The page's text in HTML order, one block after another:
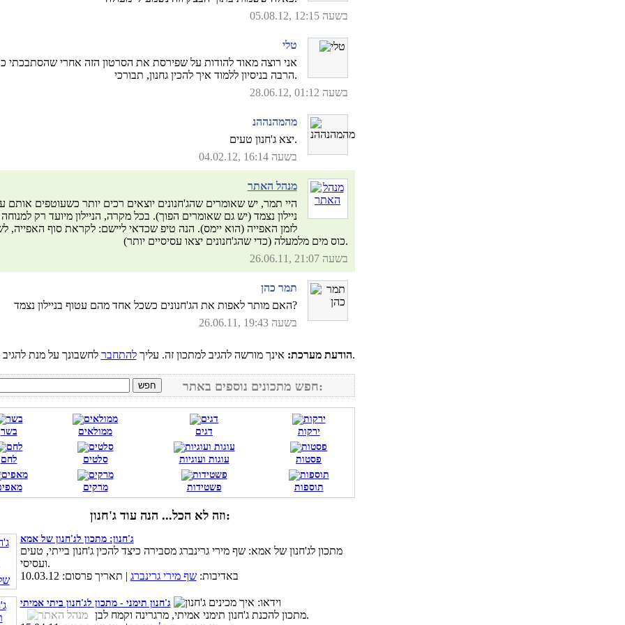
05.08.12, בשעה 12:15
טלי
אני רוצה מאוד להודות על שפירסת את הסרטון הזה אחרי שהסתבכתי
הרבה בניסיון ללמוד איך להכין גחנון, תבורכי.
28.06.12, בשעה 01:12
מהמהנההנ
יצא ג'חנון טעים.
04.02.12, בשעה 16:14
מנהל האתר
היי תמר, יש שאומרים שהג'חנונים יוצאים רכים יותר כשעוטפים אותם
ניילון נצמד (יש גם שאומרים הפוך). בכל מקרה, הניילון מיועד רק
לזמן האפייה (הוא יימס). הנה טיפ שכדאי ליישם: לקראת סוף האפייה,
כוס מים מלמעלה (כדי שהג'חנונים יצאו עסיסיים יותר).
26.06.11, בשעה 21:07
תמר כהן
האם מותר לאפות את הג'חנונים כשכל אחד מהם עטוף בניילון נצמד?
26.06.11, בשעה 19:43
הודעת מערכת: אינך מורשה להגיב למתכון זה. עליךלהתחבר לחשבונך על מנת להגיב.
חפש מתכונים נוספים באתר:
בשר ממולאים דגים ירקות
לחם סלטים עוגות ועוגיות פסטות
מרקים פשטידות תוספות
וזה לא הכל... הנה עוד ג'חנון:
ג'חנון: מתכון לג'חנון של אמא
מתכון לג'חנון של אמא: שף מירי גרינברג מסבירה כיצד להכין ג'חנון בייתי, טעים
ועסיסי.
באדיבות:שף מירי גרינברג | תאריך פרסום: 10.03.12
ג'חנון תימני - מתכון לג'חנון ביתי אמיתי
מתכון להכנת ג'חנון תימני אמיתי, מרגרינה וקמח לבן.